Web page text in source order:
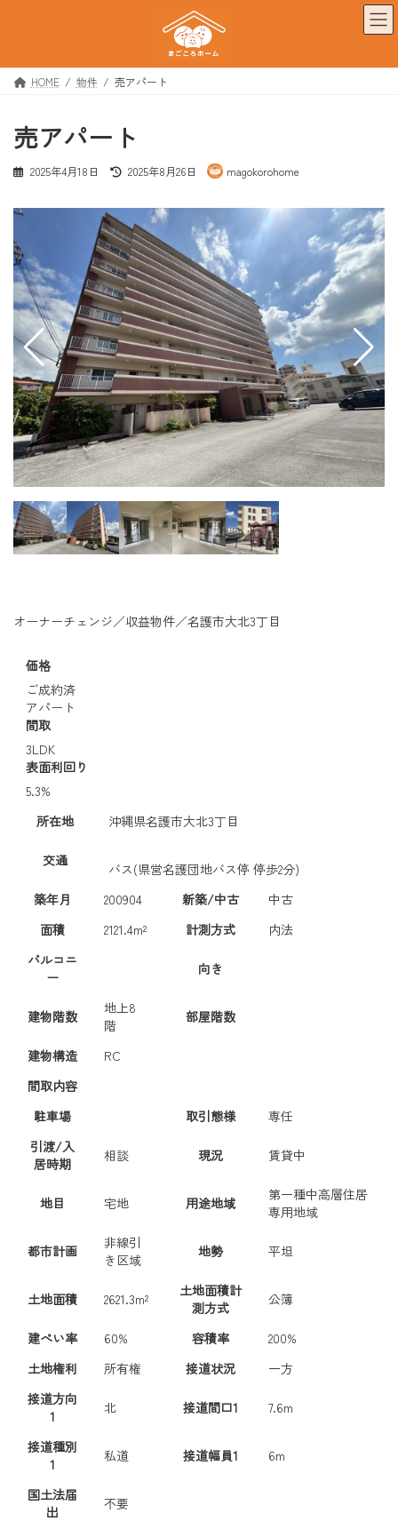
HOME 物件 売アパート
売アパート
2025年4月18日
最
日
時
:
2025年8月26日 magokorohome
オーナーチェンジ／収益物件／名護市大北3丁目
価格
ご成約済
アパート
間取
3LDK
表面利回り
5.3%
所在地
沖縄県名護市大北3丁目
交通
バス(県営名護団地バス停 停歩2分)
築年月
200904 新築/中古
中古
面積
2121.4m² 計測方式
内法
バルコニ
ー
向き
建物階数
地上8
階
部屋階数
建物構造
RC
間取内容
駐車場
取引態様
専任
引渡/入
居時期
相談 現況 賃貸中
地目 宅地 用途地域
第一種中高層住居
専用地域
都市計画
非線引
き区域
地勢 平坦
土地面積 2621.3m²
土地面積計
測方式
公簿
建ぺい率 60% 容積率
200%
土地権利
所有権 接道状況
一方
接道方向
1
北 接道間口1 7.6m
接道種別
1
私道 接道幅員1 6m
国土法届
出
不要